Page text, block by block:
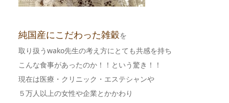
純国産にこだわった雑穀を
取り扱うwako先生の考え方にとても共感を持ち
こんな食事があったのか！！という驚き！！
現在は医療・クリニック・エステシャンや
５万人以上の女性や企業とかかわり